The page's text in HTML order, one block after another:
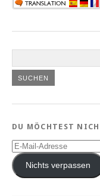
DU MÖCHTEST
E-
Mail-
AdresseNichts verpassen